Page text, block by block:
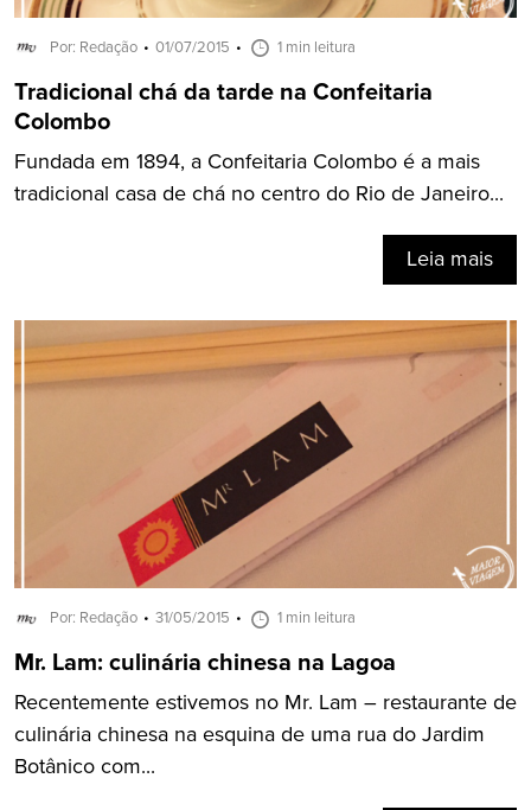
Por: Redação 01/07/2015 1 min leitura
Tradicional chá da tarde na Confeitaria
Colombo
Fundada em 1894, a Confeitaria Colombo é a mais
tradicional casa de chá no centro do Rio de Janeiro...
Leia mais
Por: Redação 31/05/2015 1 min leitura
Mr. Lam: culinária chinesa na Lagoa
Recentemente estivemos no Mr. Lam – restaurante de
culinária chinesa na esquina de uma rua do Jardim
Botânico com...